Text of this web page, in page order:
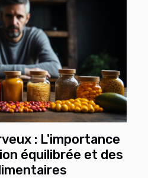
: L'importance
équilibrée et des